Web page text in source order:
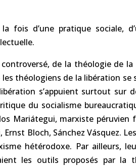
fois d’une pratique sociale,
de la théologie de
théologiens de la libération se
s’appuient surtout sur
du socialisme
Mariátegui, marxiste péruvien
Bloch, Sánchez Vásquez.
hétérodoxe. Par ailleurs,
les outils proposés par la